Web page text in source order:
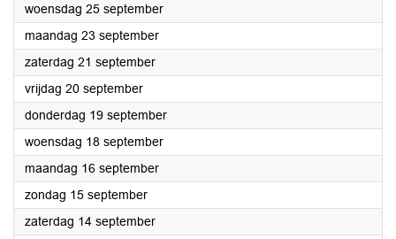
woensdag 25 september2024
maandag 23 september2024
zaterdag 21 september2024
vrijdag 20 september2024
donderdag 19 september2024
woensdag 18 september2024
maandag 16 september2024
zondag 15 september2024
zaterdag 14 september2024